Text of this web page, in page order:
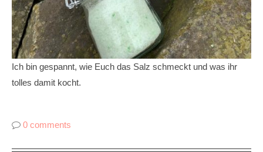
Ich bin gespannt, wie Euch das Salz schmeckt und was ihr
tolles damit kocht.
0 comments